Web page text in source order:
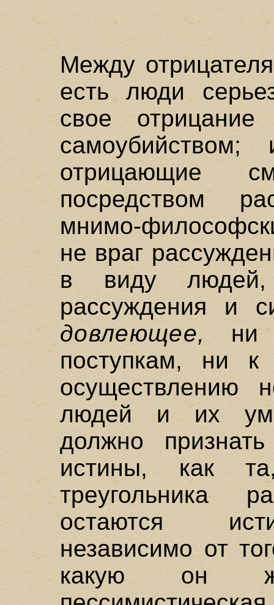
Между
есть люди
свое
отрицающие
посредством
мнимо-
не враг
в виду людей,
рассуждения и
довлеющее,ни
поступкам, ни к
осуществлению
людей и их
должно
истины, как
треугольника
остаются
независимо от
какую он